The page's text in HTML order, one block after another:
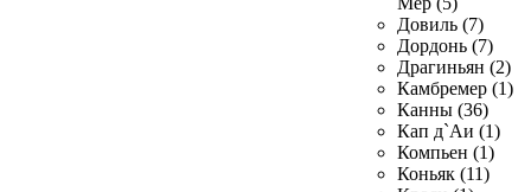
Довиль (7)
Дордонь (7)
Драгиньян (2)
Камбремер (1)
Канны (36)
Кап д`Аи (1)
Компьен (1)
Коньяк (11)